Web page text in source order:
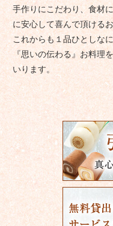
手作りにこだわり、食材
に安心して喜んで頂ける
これからも１品ひとしな
『思いの伝わる』お料理
いります。